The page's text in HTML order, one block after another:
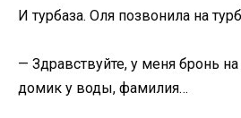
И турбаза. Оля позвонила на
— Здравствуйте, у меня бронь
домик у воды, фамилия…